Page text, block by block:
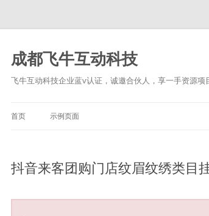
跳
文
成都飞牛互动科技
飞牛互动科技企业蓝v认证，诚邀合伙人，享一手资源
首页 示例页面
抖音来客团购门店纹眉纹绣类目